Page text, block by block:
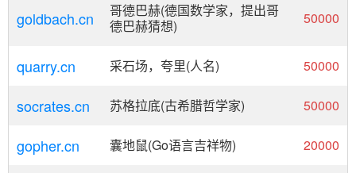
goldbach.cn
哥德巴赫(德国数学家，提出哥
德巴赫猜想)
50000
quarry.cn 采石场，夸里(人名) 50000
socrates.cn 苏格拉底(古希腊哲学家) 50000
gopher.cn 囊地鼠(Go语言吉祥物) 20000